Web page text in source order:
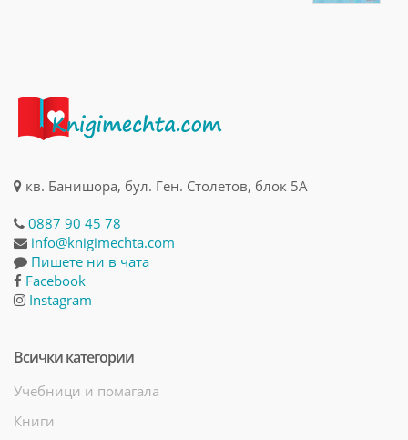
кв. Банишора, бул. Ген. Столетов, блок 5А
0887 90 45 78
info@knigimechta.com
Пишете ни в чата
Facebook
Instagram
Всички категории
Учебници и помагала
Книги